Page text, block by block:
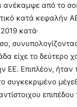
από το
κατά κεφαλήν
κατά·
είχε το δεύτερο
ΕΕ. Επιπλέον, ήταν
συγκεκριμένο